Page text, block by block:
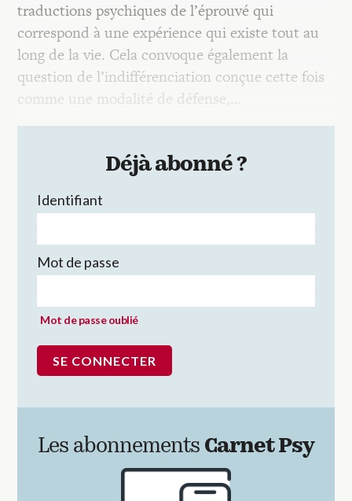
traductions psychiques de l’éprouvé qui
correspond à une expérience qui existe tout au
long de la vie. Cela convoque également la
question de l’indifférenciation conçue cette fois
comme une modalité de défense,…
Déjà abonné ?
Identifiant
Mot de passe
Mot de passe oublié
Les abonnements Carnet Psy